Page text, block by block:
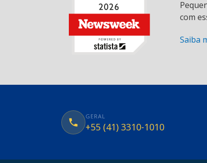
com
Saiba
GERAL
+55 (41) 3310-1010